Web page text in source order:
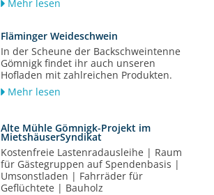
Mehr lesen
Fläminger Weideschwein
In der Scheune der Backschweintenne
Gömnigk findet ihr auch unseren
Hofladen mit zahlreichen Produkten.
Mehr lesen
Alte Mühle Gömnigk-Projekt im
MietshäuserSyndikat
Kostenfreie Lastenradausleihe | Raum
für Gästegruppen auf Spendenbasis |
Umsonstladen | Fahrräder für
Geflüchtete | Bauholz